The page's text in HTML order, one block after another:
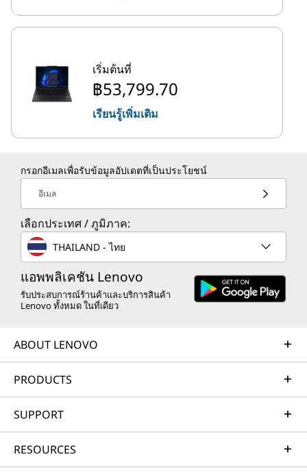
เริ่มต้นที่
฿53,799.70
เรียนรู้เพิ่มเติม
กรอกอีเมลเพื่อรับข้อมูลอัปเดตที่เป็นประโยชน์
อีเมล
เลือกประเทศ / ภูมิภาค:
THAILAND - ไทย
แอพพลิเคชัน Lenovo
รับประสบการณ์ร้านค้าและบริการสินค้า
Lenovo ทั้งหมด ในที่เดียว
ABOUT LENOVO
PRODUCTS
SUPPORT
RESOURCES